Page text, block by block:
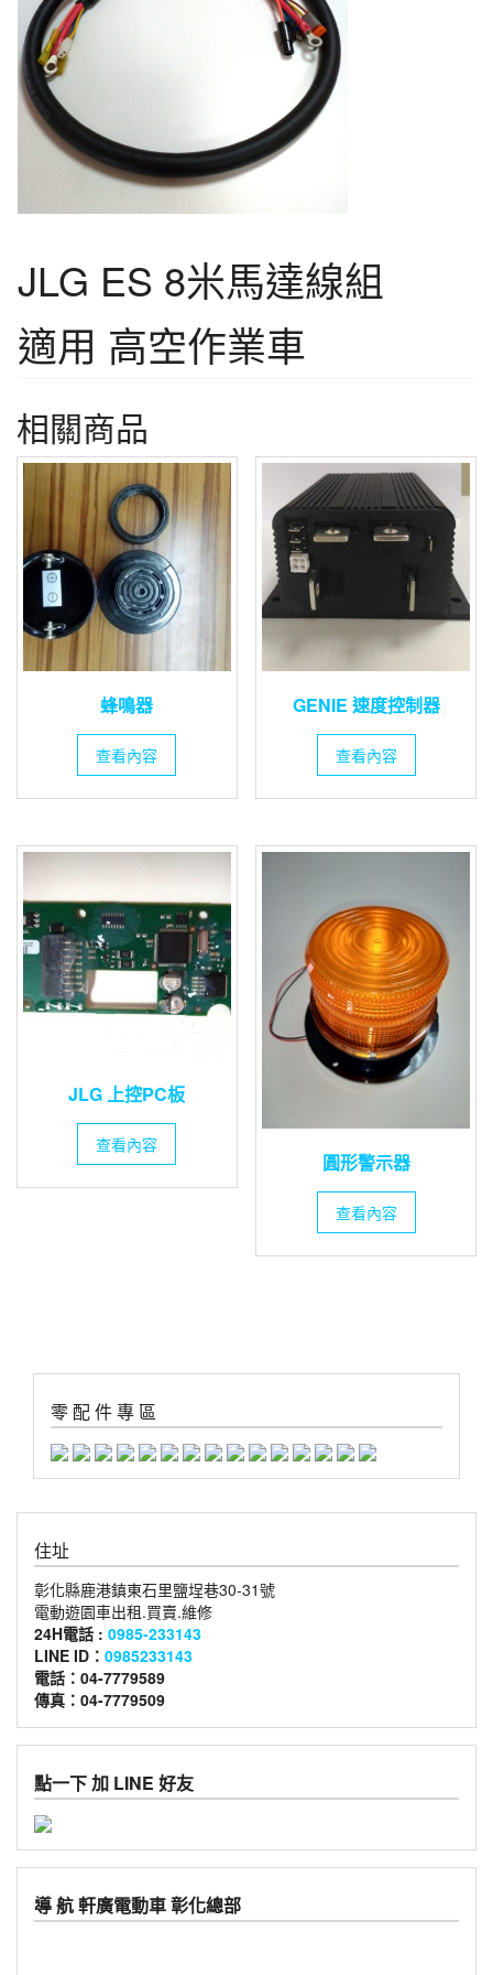
JLG ES 8米馬達線組
適用 高空作業車
相關商品
蜂鳴器
查看內容
GENIE 速度控制器
查看內容
JLG 上控PC板
查看內容
圓形警示器
查看內容
零 配 件 專 區
住址
彰化縣鹿港鎮東石里鹽埕巷30-31號
電動遊園車出租.買賣.維修
24H電話 : 0985-233143
LINE ID： 0985233143
電話：04-7779589
傳真：04-7779509
點一下 加 LINE 好友
導 航 軒廣電動車 彰化總部